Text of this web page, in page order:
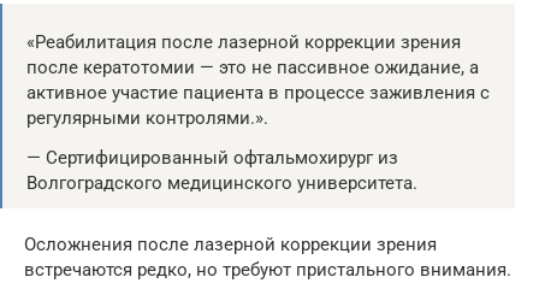
«Реабилитация после лазерной коррекции зрения
после кератотомии — это не пассивное ожидание, а
активное участие пациента в процессе заживления с
регулярными контролями.».
— Сертифицированный офтальмохирург из
Волгоградского медицинского университета.
Осложнения после лазерной коррекции зрения
встречаются редко, но требуют пристального внимания.